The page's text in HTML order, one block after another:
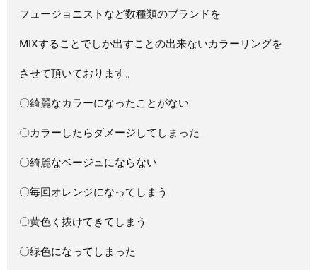
フュージョニストなど数種類のブランドを
MIXすることでしか出すことの出来ないカラーリングを
させて頂いております。
〇綺麗なカラーになったことがない
〇カラーしたらダメージしてしまった
〇綺麗なベージュにならない
〇毎回オレンジになってしまう
〇黄色く抜けてきてしまう
〇緑色になってしまった